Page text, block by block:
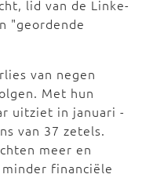
lid van de Linke-
"geordende
van negen
Met hun
uitziet in januari -
van 37 zetels.
meer en
financiële